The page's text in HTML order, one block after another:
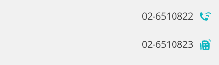
02-6510822
02-6510823